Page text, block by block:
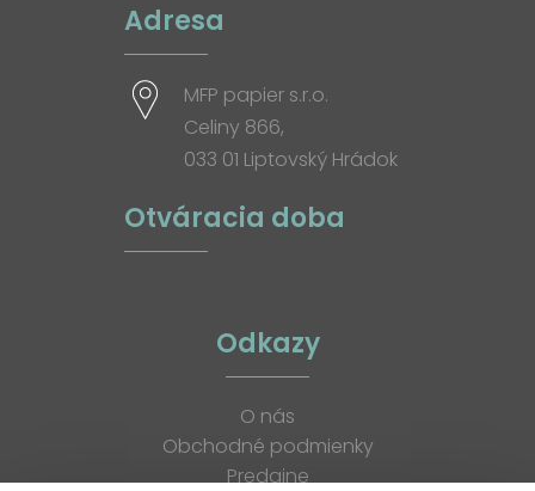
Adresa
MFP papier s.r.o.
Celiny 866,
033 01 Liptovský Hrádok
Otváracia doba
Odkazy
O nás
Obchodné podmienky
Predajne